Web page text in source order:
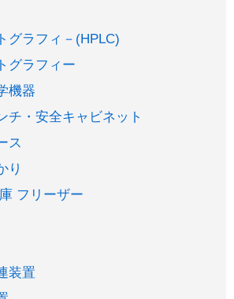
グラフィ－(HPLC)
グラフィー
機器
チ・安全キャビネット
ス
り
フリーザー
装置